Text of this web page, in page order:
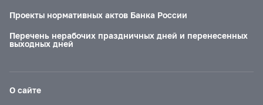
Проекты нормативных актов Банка России
Перечень нерабочих праздничных дней и перенесенных
выходных дней
О сайте